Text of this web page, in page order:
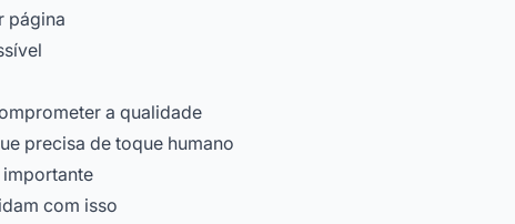
página
a qualidade
precisa de toque humano
com isso